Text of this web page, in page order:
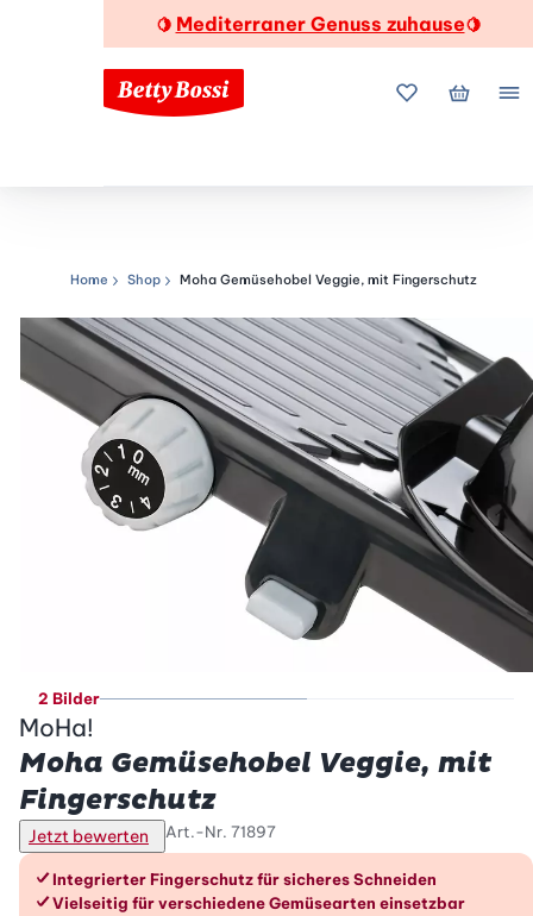
🍋 Mediterraner Genuss zuhause🍋
MeineMein
Navigationspfad
Home Shop Moha Gemüsehobel Veggie, mit Fingerschutz
2 Bilder
MoHa!
Moha Gemüsehobel Veggie, mit
Fingerschutz
Jetzt bewerten Art.-Nr. 71897
Die Vorteile im Überblick
Integrierter Fingerschutz für sicheres Schneiden
Vielseitig für verschiedene Gemüsearten einsetzbar